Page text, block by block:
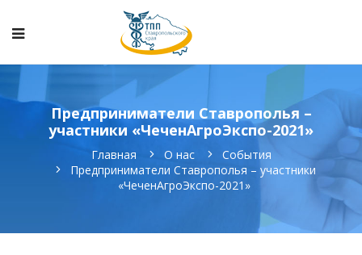
Предприниматели Ставрополья –
участники «ЧеченАгроЭкспо-2021»
Главная О нас
События
Предприниматели Ставрополья – участники
«ЧеченАгроЭкспо-2021»